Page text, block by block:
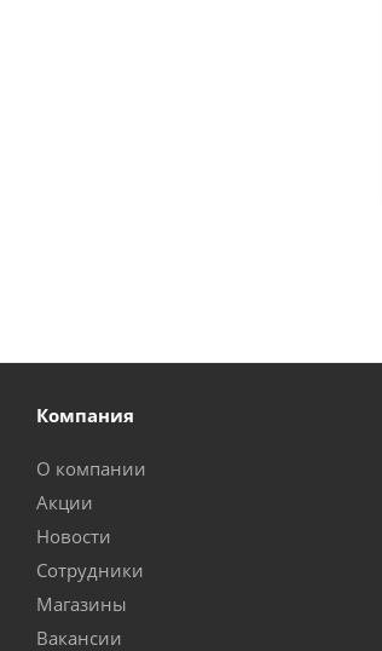
Компания
О компании
Акции
Новости
Сотрудники
Магазины
Вакансии